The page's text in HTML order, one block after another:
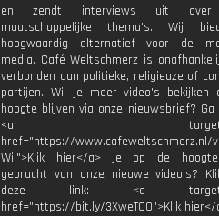
en zendt interviews uit over
maatschappelijke thema's. Wij
hoogwaardig alternatief voor de
media. Café Weltschmerz is
verbonden aan politieke, religieuze of
partijen. Wil je meer video's bekijken
hoogte blijven via onze nieuwsbrief? Ga
<a
href="https://www.cafeweltschmerz.nl/
Wil">Klik hier</a> je op de
gebracht van onze nieuwe video's?
deze link: <a
href="https://bit.ly/3XweTO0">Klik hier</